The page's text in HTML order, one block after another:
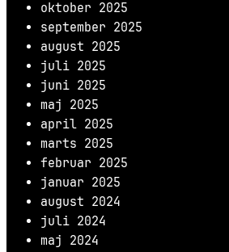
oktober 2025
september 2025
august 2025
juli 2025
juni 2025
maj 2025
april 2025
marts 2025
februar 2025
januar 2025
august 2024
juli 2024
maj 2024